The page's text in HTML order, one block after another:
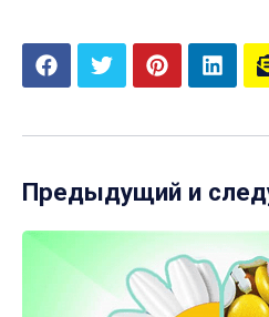
Предыдущий и